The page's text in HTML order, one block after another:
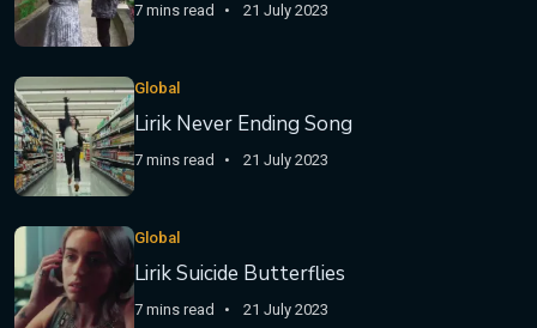
7 mins read 21 July 2023
Global
Lirik Never Ending Song
7 mins read 21 July 2023
Global
Lirik Suicide Butterflies
7 mins read 21 July 2023